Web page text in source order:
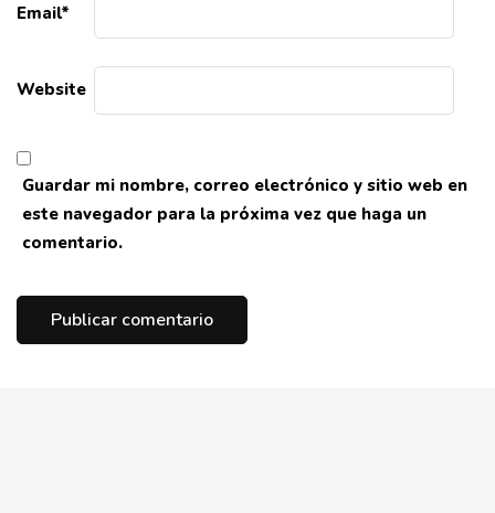
Email*
Website
Guardar mi nombre, correo electrónico y sitio web en
este navegador para la próxima vez que haga un
comentario.